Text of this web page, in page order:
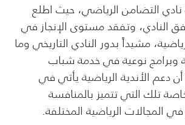
نادي التضامن الرياضي، حيث اطلع
النادي، وتفقد مستوى الإنجاز في
مشيداً بدور النادي التاريخي وما
نوعية في خدمة شباب
دعم الأندية الرياضية يأتي في
تلك التي تتميز بالمنافسة
في المجالات الرياضية المختلفة.